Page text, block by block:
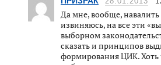
Да мне, вообще,
извиняюсь, на все эти
выборном
сказать и принципов
формирования ЦИК. Хоть